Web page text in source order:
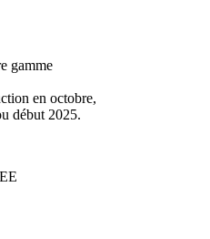
gamme
en octobre,
début 2025.